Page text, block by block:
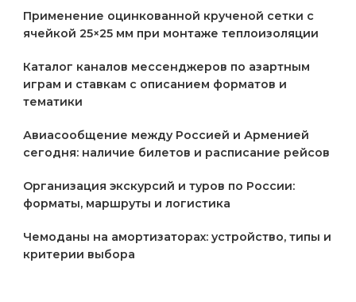
Применение оцинкованной крученой сетки с
ячейкой 25×25 мм при монтаже теплоизоляции
Каталог каналов мессенджеров по азартным
играм и ставкам с описанием форматов и
тематики
Авиасообщение между Россией и Арменией
сегодня: наличие билетов и расписание рейсов
Организация экскурсий и туров по России:
форматы, маршруты и логистика
Чемоданы на амортизаторах: устройство, типы и
критерии выбора